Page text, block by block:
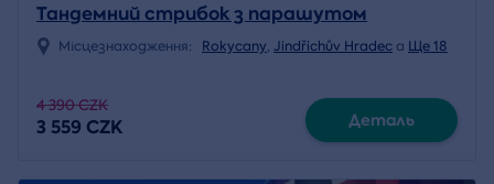
Тандемний стрибок з парашутом
Місцезнаходження: Rokycany, Jindřichův Hradec a Ще 18
4 390 CZK
3 559 CZK Деталь